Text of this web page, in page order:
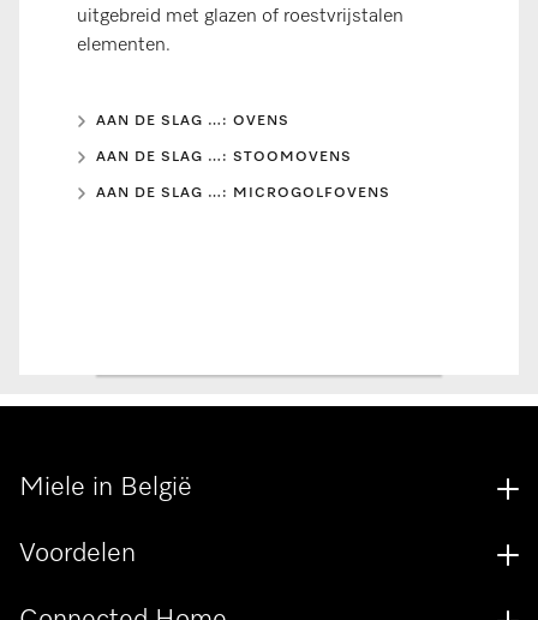
uitgebreid met glazen of roestvrijstalen
elementen.
AAN DE SLAG …: OVENS
AAN DE SLAG …: STOOMOVENS
AAN DE SLAG …: MICROGOLFOVENS
Miele in België
Voordelen